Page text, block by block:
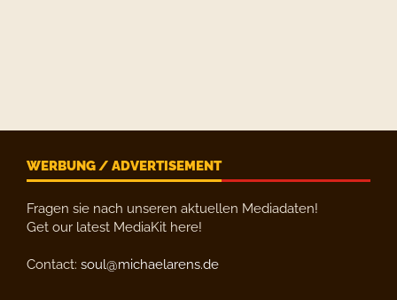
WERBUNG / ADVERTISEMENT
Fragen sie nach unseren aktuellen Mediadaten!
Get our latest MediaKit here!
Contact: soul@michaelarens.de